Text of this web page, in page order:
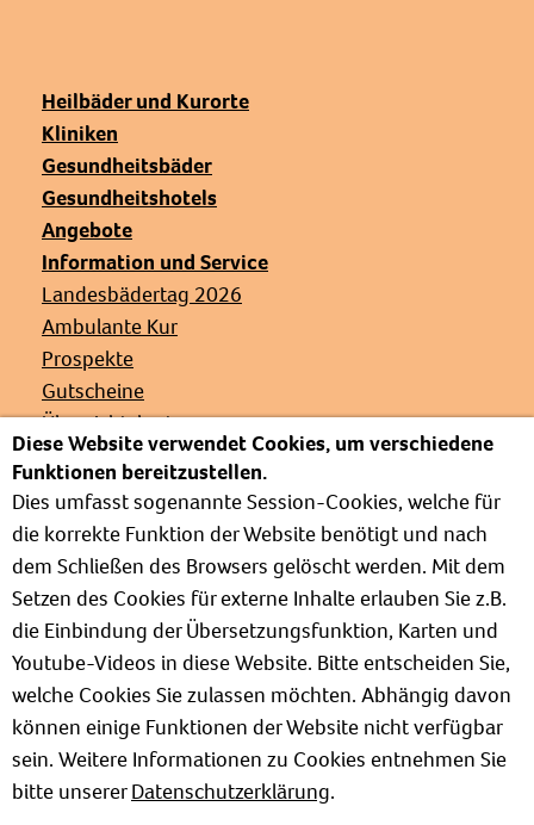
Heilbäder und Kurorte
Kliniken
Gesundheitsbäder
Gesundheitshotels
Angebote
Information und Service
Landesbädertag 2026
Ambulante Kur
Prospekte
Gutscheine
Übersichtskarte
Veranstaltungen
Presse
Links
Partnerverbände
Barrierefrei
Weg zur Kur
Kur- und Wellnesslexikon
Informationen zum Verband
Positionspapiere
Diese Website verwendet Cookies, um verschiedene
Funktionen bereitzustellen.
Dies umfasst sogenannte Session-Cookies, welche für
die korrekte Funktion der Website benötigt und nach
dem Schließen des Browsers gelöscht werden. Mit dem
Setzen des Cookies für externe Inhalte erlauben Sie z.B.
die Einbindung der Übersetzungsfunktion, Karten und
Youtube-Videos in diese Website. Bitte entscheiden Sie,
welche Cookies Sie zulassen möchten. Abhängig davon
können einige Funktionen der Website nicht verfügbar
sein. Weitere Informationen zu Cookies entnehmen Sie
bitte unsererDatenschutzerklärung.